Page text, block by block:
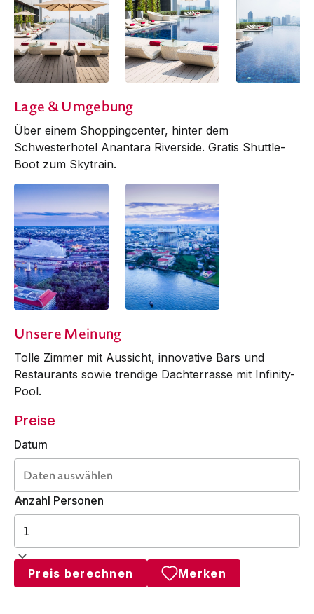
Lage & Umgebung
Über einem Shoppingcenter, hinter dem
Schwes­ter­hotel Anantara Riverside. Gratis Shuttle-
Boot zum Skytrain.
Unsere Meinung
Tolle Zimmer mit Aussicht, innovative Bars und
Restau­rants sowie trendige Dach­ter­rasse mit Infinity-
Pool.
Preise
Datum
Anzahl Personen
Preis berechnen Merken